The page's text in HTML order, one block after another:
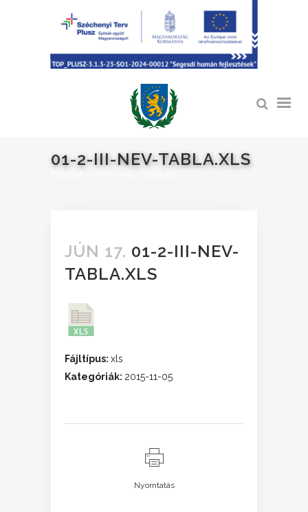
01-2-III-NEV-TABLA.XLS
JÚN 17. 01-2-III-NEV-
TABLA.XLS
Fájltípus: xls
Kategóriák: 2015-11-05
Nyomtatás